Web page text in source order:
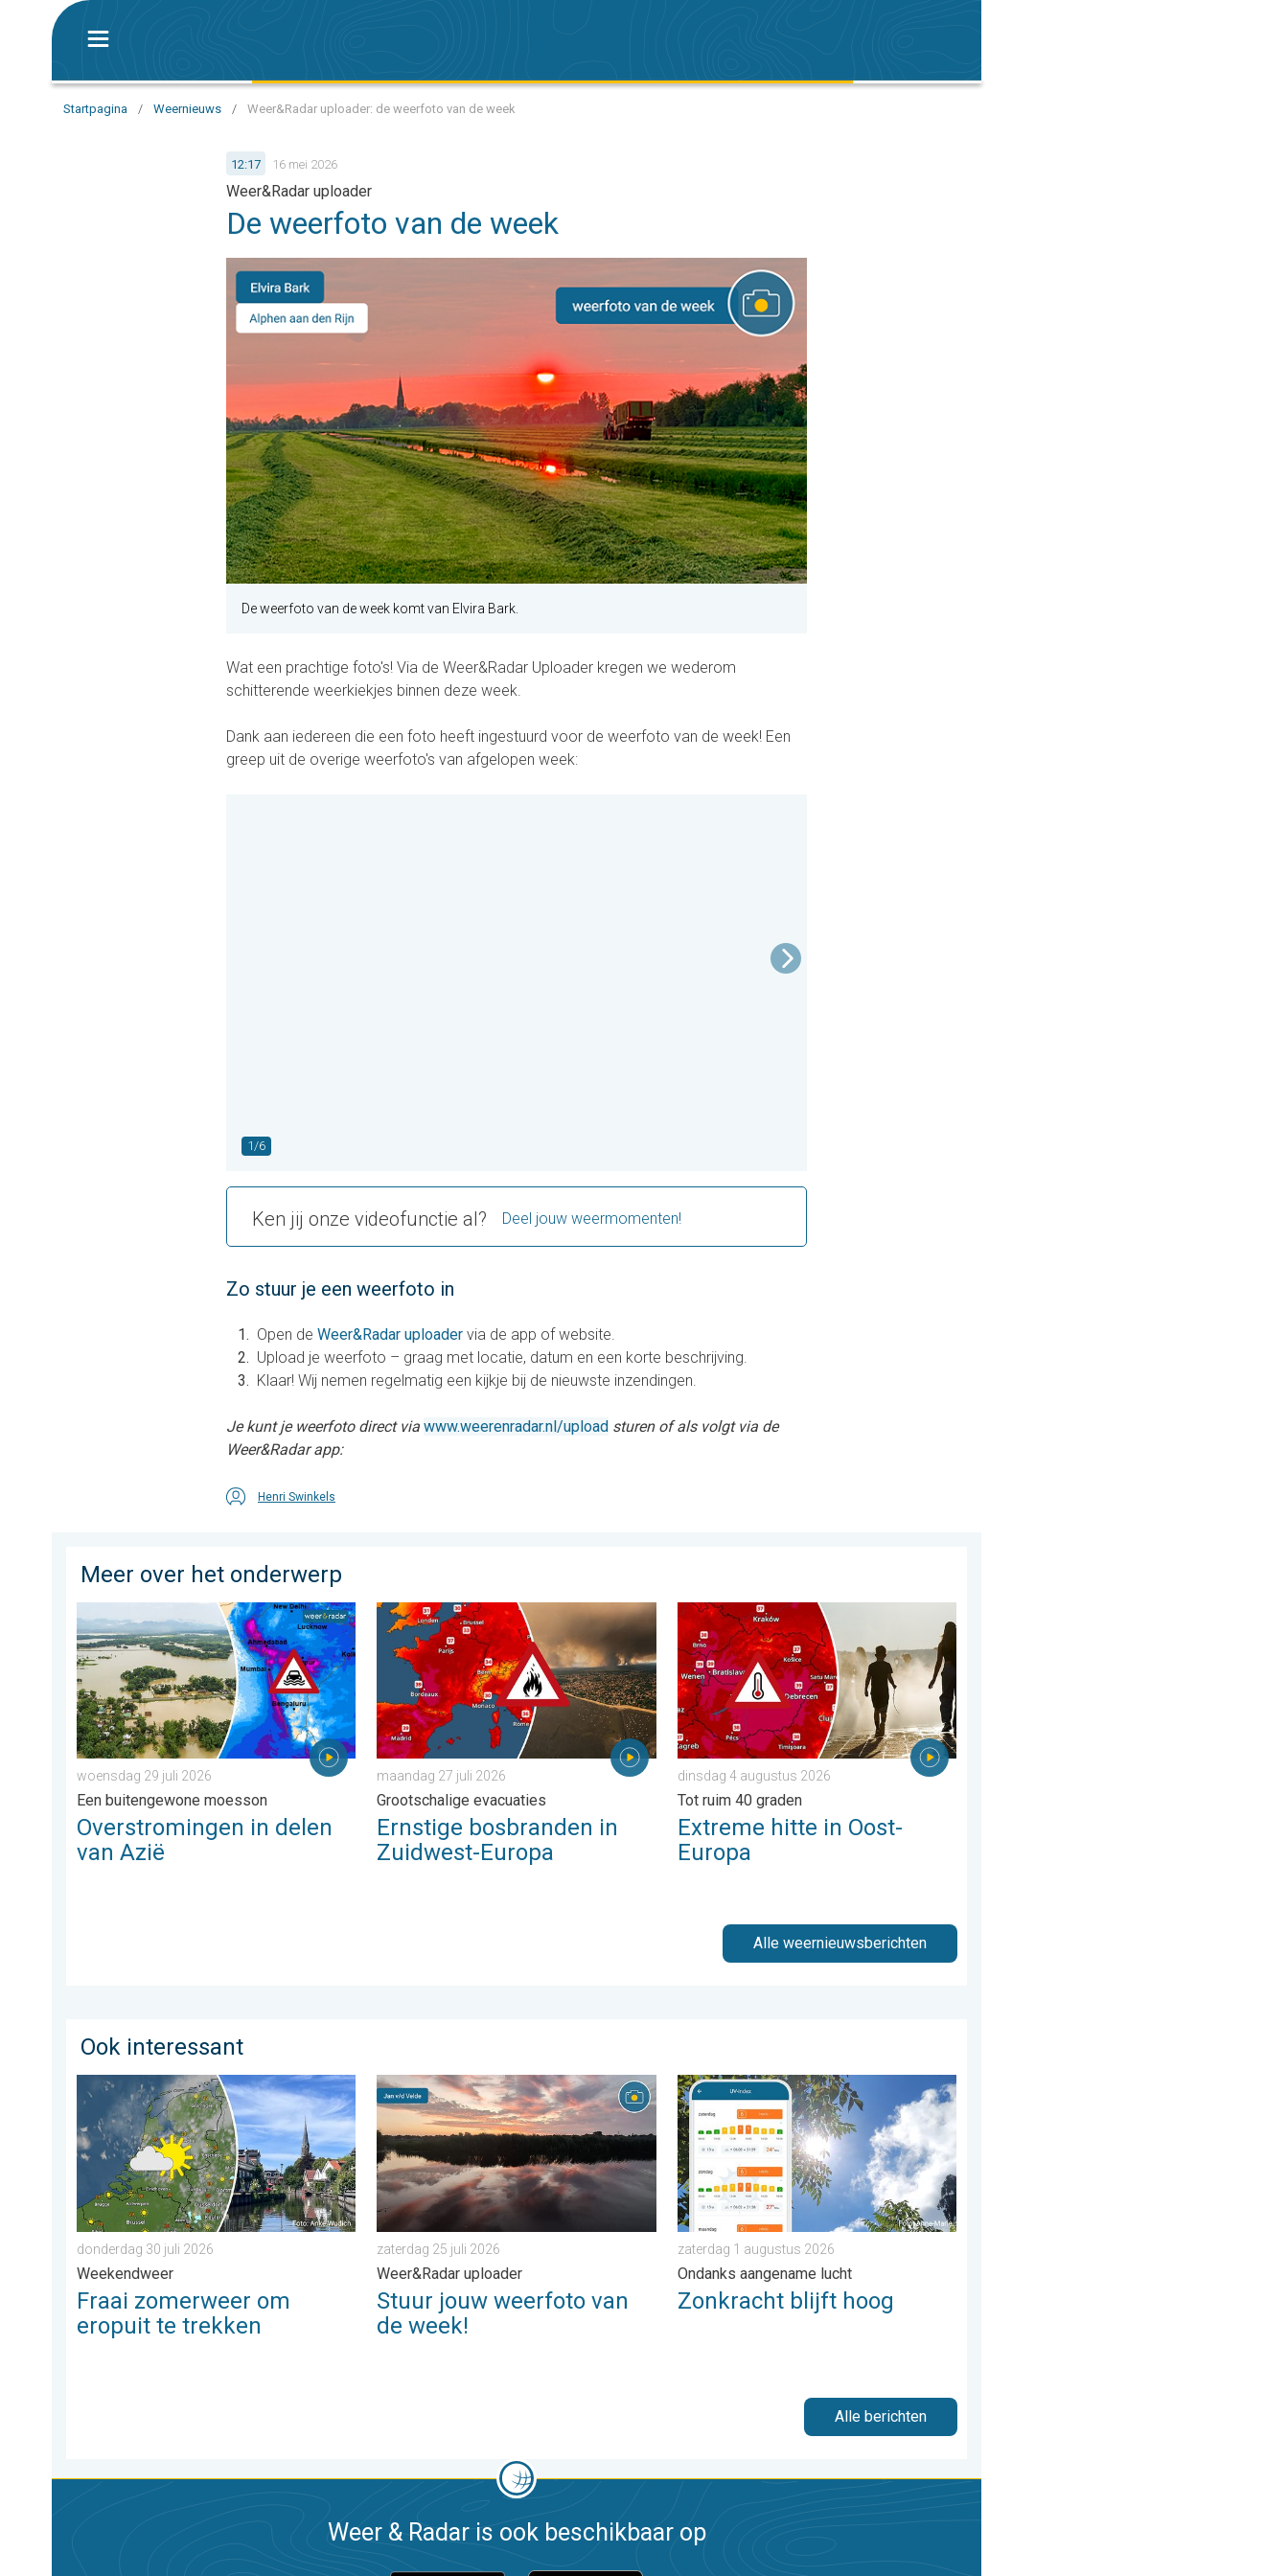
Startpagina / Weernieuws / Weer&Radar uploader: de weerfoto van de week
12:17 16 mei 2026
Weer&Radar uploader
De weerfoto van de week
De weerfoto van de week komt van Elvira Bark.
Wat een prachtige foto's! Via de Weer&Radar Uploader kregen we wederom
schitterende weerkiekjes binnen deze week.
Dank aan iedereen die een foto heeft ingestuurd voor de weerfoto van de week! Een
greep uit de overige weerfoto's van afgelopen week:
1/6
Ken jij onze videofunctie al? Deel jouw weermomenten!
Zo stuur je een weerfoto in
Open de Weer&Radar uploader via de app of website.
Upload je weerfoto – graag met locatie, datum en een korte beschrijving.
Klaar! Wij nemen regelmatig een kijkje bij de nieuwste inzendingen.
Je kunt je weerfoto direct via www.weerenradar.nl/upload sturen of als volgt via de
Weer&Radar app:
Henri Swinkels
Meer over het onderwerp
Overstromingen in delen van Azië. Een buitengewone moesson. . . woensdag 29 juli 2026
woensdag 29 juli 2026
Een buitengewone moesson
Overstromingen in delen
van Azië
Ernstige bosbranden in Zuidwest-Europa. Grootschalige evacuaties. . . maandag 27 juli 2026
maandag 27 juli 2026
Grootschalige evacuaties
Ernstige bosbranden in
Zuidwest-Europa
Extreme hitte in Oost-Europa. Tot ruim 40 graden. . . dinsdag 4 augustus 2026
dinsdag 4 augustus 2026
Tot ruim 40 graden
Extreme hitte in Oost-
Europa
Alle weernieuwsberichten
Ook interessant
Fraai zomerweer om eropuit te trekken. Weekendweer. . . donderdag 30 juli 2026
donderdag 30 juli 2026
Weekendweer
Fraai zomerweer om
eropuit te trekken
Stuur jouw weerfoto van de week!. Weer&Radar uploader. . . zaterdag 25 juli 2026
zaterdag 25 juli 2026
Weer&Radar uploader
Stuur jouw weerfoto van
de week!
Zonkracht blijft hoog. Ondanks aangename lucht. . . zaterdag 1 augustus 2026
zaterdag 1 augustus 2026
Ondanks aangename lucht
Zonkracht blijft hoog
Alle berichten
Weer & Radar is ook beschikbaar op